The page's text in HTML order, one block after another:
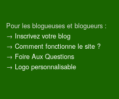
Pour les blogueuses et blogueurs :
→ Inscrivez votre blog
→ Comment fonctionne le site ?
→ Foire Aux Questions
→ Logo personnalisable